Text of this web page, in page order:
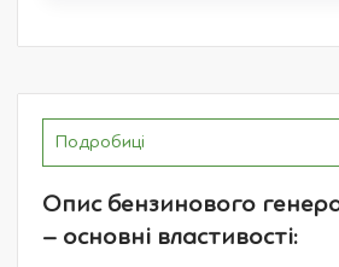
Подробиці
Опис бензинового
– основні властивості: